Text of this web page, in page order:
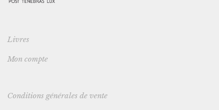
Livres
Mon compte
Conditions générales de vente